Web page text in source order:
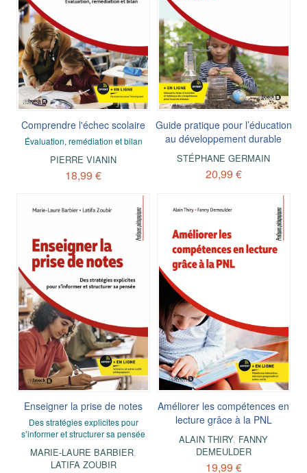
Comprendre l'échec scolaire
Évaluation, remédiation et bilan
PIERRE VIANIN
18,99 €
Guide pratique pour l’éducation
au développement durable
STÉPHANE GERMAIN
20,99 €
Enseigner la prise de notes
Des stratégies explicites pour
s’informer et structurer sa pensée
MARIE-LAURE BARBIER,
LATIFA ZOUBIR
Améliorer les compétences en
lecture grâce à la PNL
ALAIN THIRY, FANNY
DEMEULDER
19,99 €